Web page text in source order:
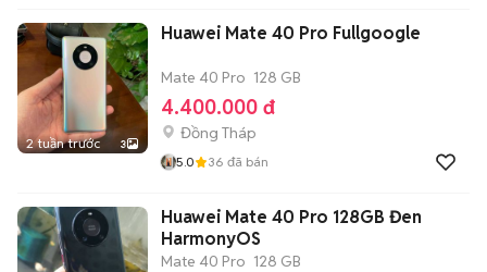
2 tuần trước 3
Huawei Mate 40 Pro Fullgoogle
Mate 40 Pro 128 GB
4.400.000 đ
Đồng Tháp
5.0 36 đã bán
Huawei Mate 40 Pro 128GB Đen
HarmonyOS
Mate 40 Pro 128 GB